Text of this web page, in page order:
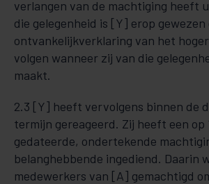
verlangen van de machtiging heeft
die gelegenheid is [Y] erop
ontvankelijkverklaring van het
volgen wanneer zij van die
maakt.
2.3 [Y] heeft vervolgens binnen de
termijn gereageerd. Zij heeft een op
gedateerde, ondertekende
belanghebbende ingediend. Daarin
medewerkers van [A] gemachtigd